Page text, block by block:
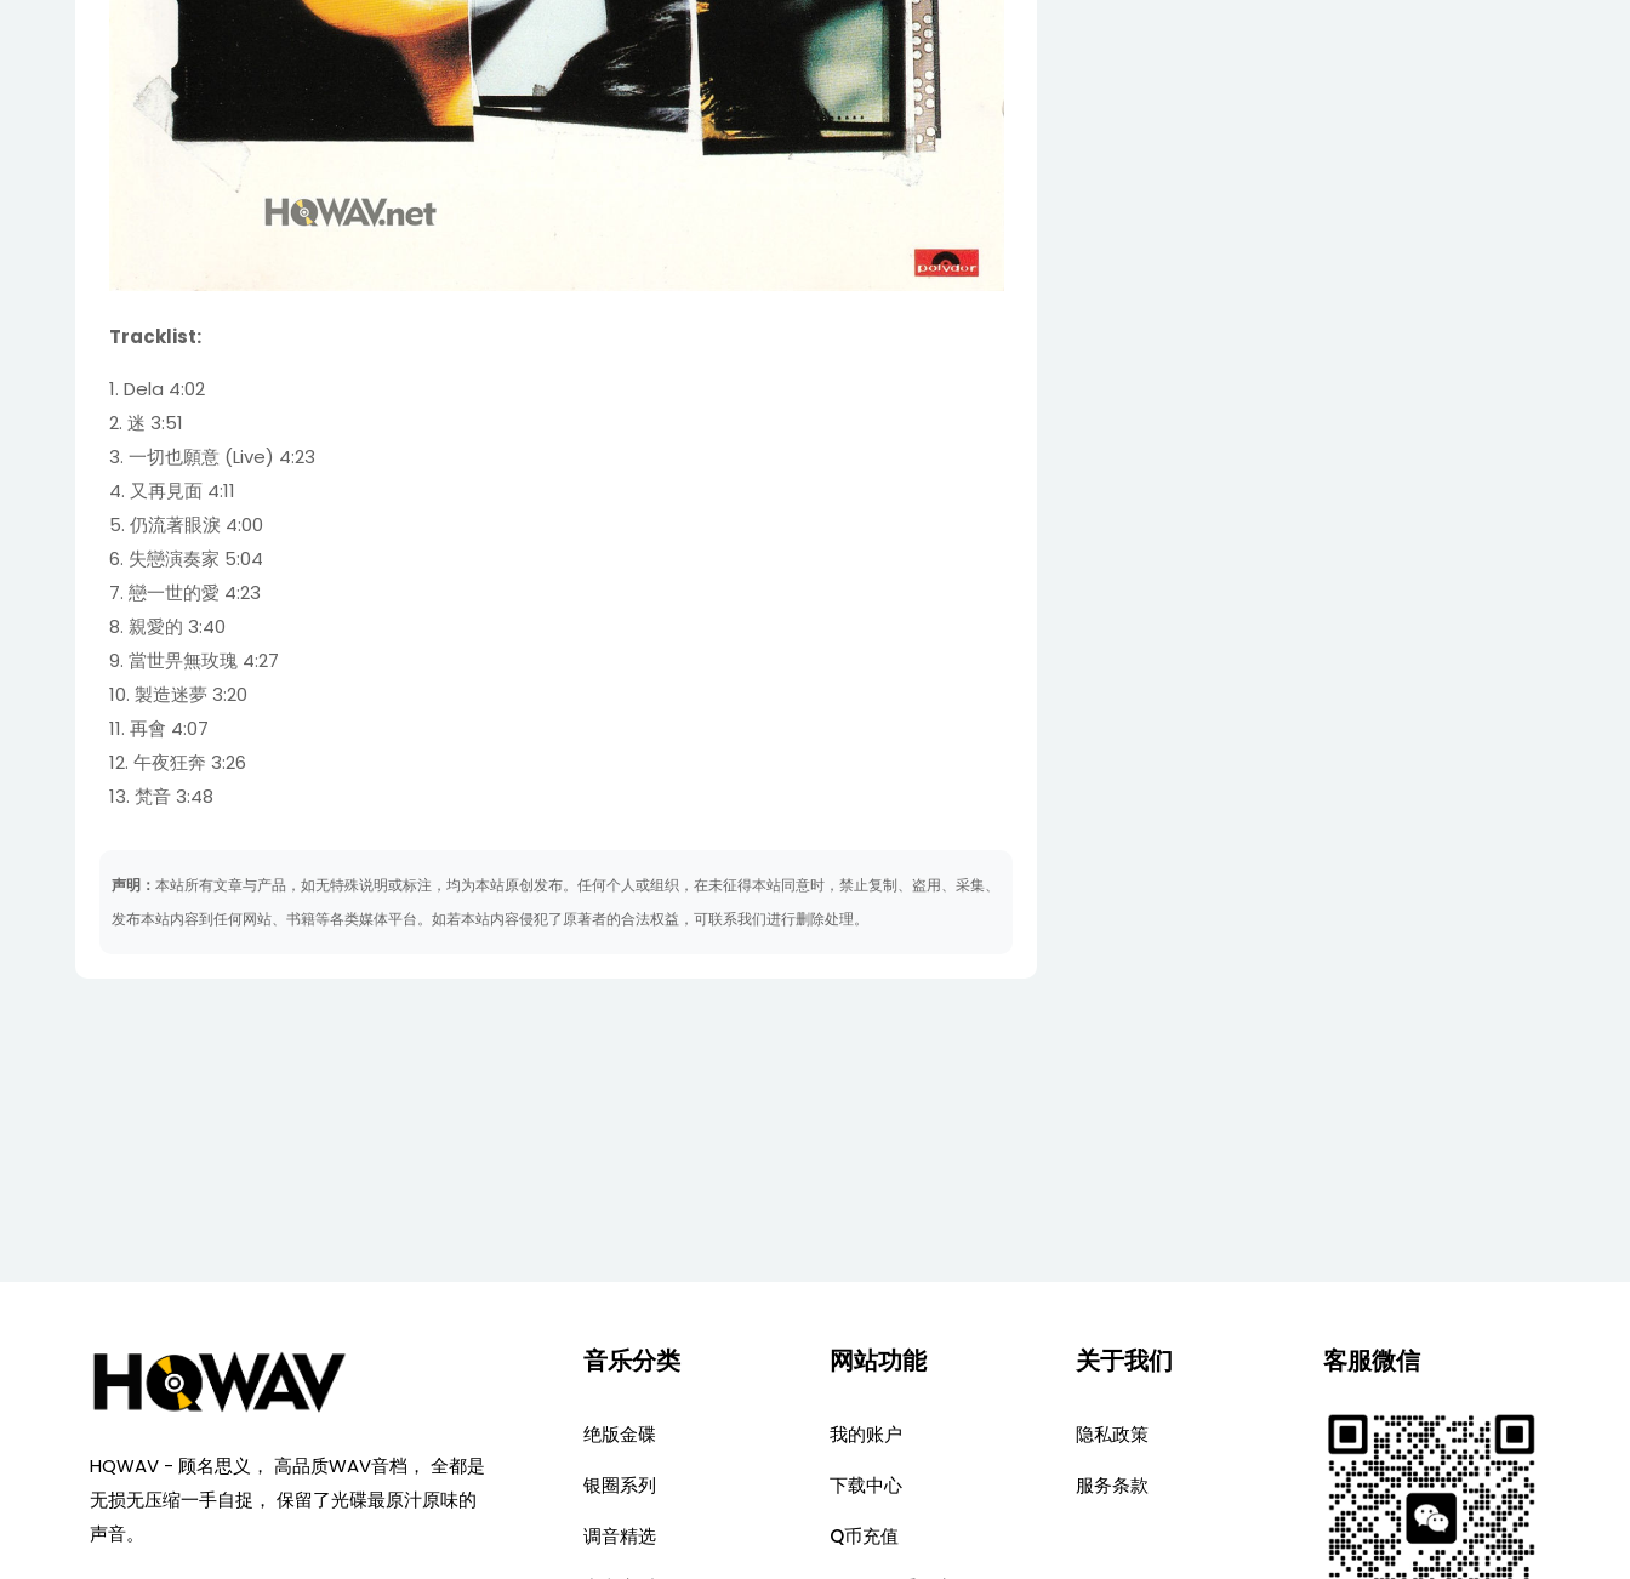
Tracklist:
1. Dela 4:02
2. 迷 3:51
3. 一切也願意 (Live) 4:23
4. 又再見面 4:11
5. 仍流著眼淚 4:00
6. 失戀演奏家 5:04
7. 戀一世的愛 4:23
8. 親愛的 3:40
9. 當世畀無玫瑰 4:27
10. 製造迷夢 3:20
11. 再會 4:07
12. 午夜狂奔 3:26
13. 梵音 3:48
声明：本站所有文章与产品，如无特殊说明或标注，均为本站原创发布。任何个人或组织，在未征得本站同意时，禁止复制、盗用、采集、
发布本站内容到任何网站、书籍等各类媒体平台。如若本站内容侵犯了原著者的合法权益，可联系我们进行删除处理。
HQWAV - 顾名思义， 高品质WAV音档， 全都是
无损无压缩一手自捉， 保留了光碟最原汁原味的
声音。
音乐分类
绝版金碟
银圈系列
调音精选
网站功能
我的账户
下载中心
Q币充值
关于我们
隐私政策
服务条款
客服微信